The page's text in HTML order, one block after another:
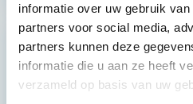
informatie over uw gebruik
partners voor social media,
partners kunnen deze
informatie die u aan ze heeft
verzameld op basis van uw
BUSVERVOER NEDERLAND
FSO Betrekken
medewerkers